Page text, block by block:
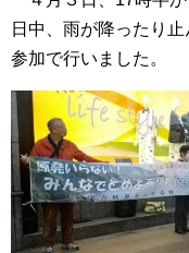
日中、雨が降ったり
参加で行いました。